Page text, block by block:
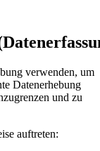
verwenden, um
Datenerhebung
und zu
auftreten: